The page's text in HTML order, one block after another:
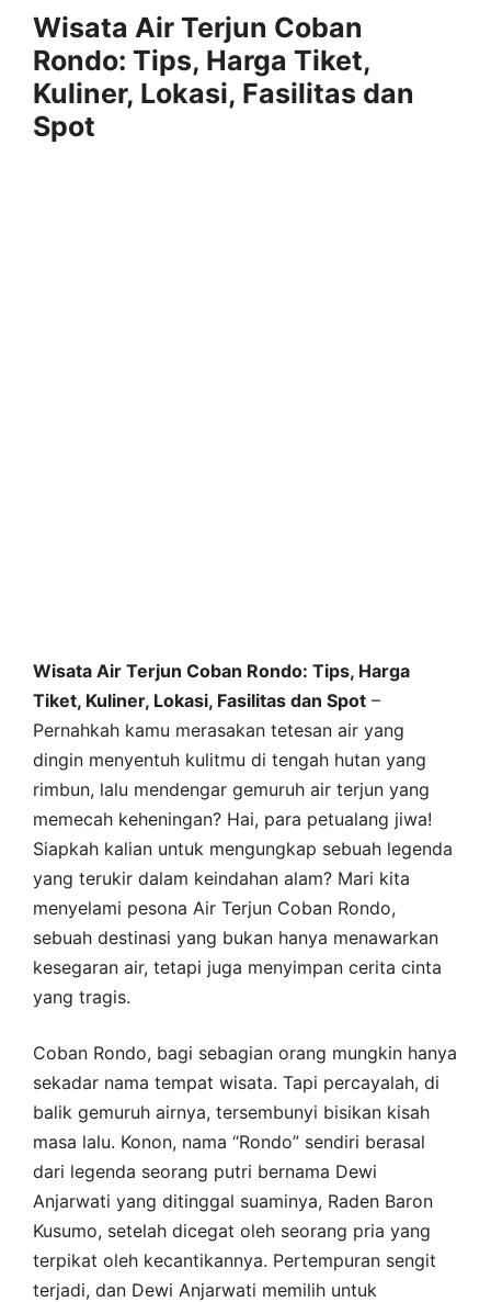
Wisata Air Terjun Coban
Rondo: Tips, Harga Tiket,
Kuliner, Lokasi, Fasilitas dan
Spot
Wisata Air Terjun Coban Rondo: Tips, Harga
Tiket, Kuliner, Lokasi, Fasilitas dan Spot –
Pernahkah kamu merasakan tetesan air yang
dingin menyentuh kulitmu di tengah hutan yang
rimbun, lalu mendengar gemuruh air terjun yang
memecah keheningan? Hai, para petualang jiwa!
Siapkah kalian untuk mengungkap sebuah legenda
yang terukir dalam keindahan alam? Mari kita
menyelami pesona Air Terjun Coban Rondo,
sebuah destinasi yang bukan hanya menawarkan
kesegaran air, tetapi juga menyimpan cerita cinta
yang tragis.
Coban Rondo, bagi sebagian orang mungkin hanya
sekadar nama tempat wisata. Tapi percayalah, di
balik gemuruh airnya, tersembunyi bisikan kisah
masa lalu. Konon, nama “Rondo” sendiri berasal
dari legenda seorang putri bernama Dewi
Anjarwati yang ditinggal suaminya, Raden Baron
Kusumo, setelah dicegat oleh seorang pria yang
terpikat oleh kecantikannya. Pertempuran sengit
terjadi, dan Dewi Anjarwati memilih untuk